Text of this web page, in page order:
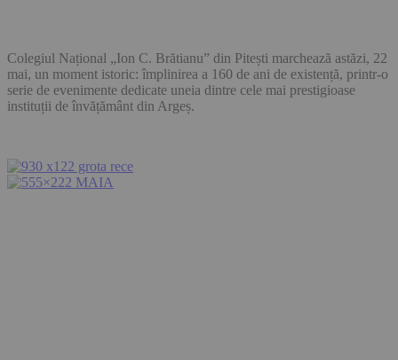
Colegiul Național „Ion C. Brătianu” din Pitești marchează astăzi, 22
mai, un moment istoric: împlinirea a 160 de ani de existență, printr-o
serie de evenimente dedicate uneia dintre cele mai prestigioase
instituții de învățământ din Argeș.